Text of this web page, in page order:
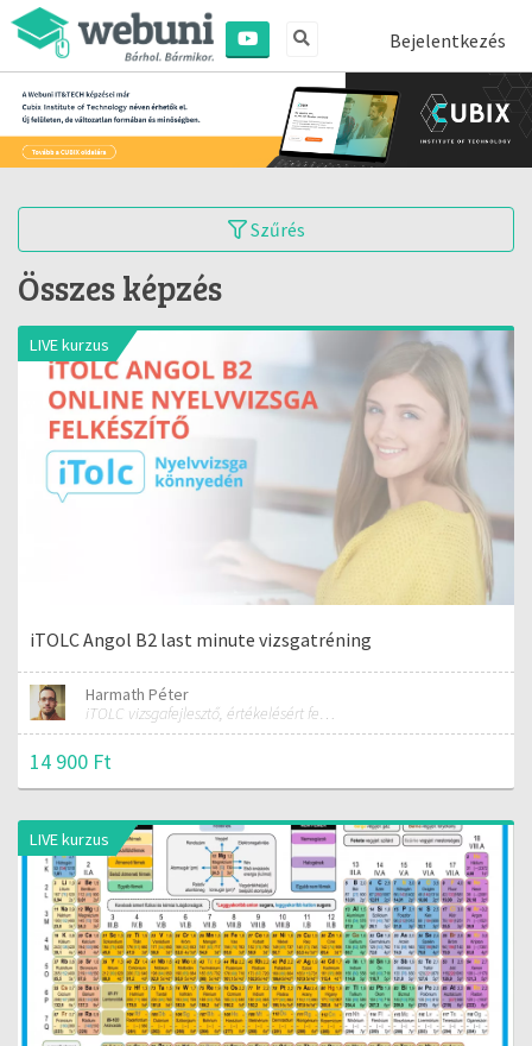
Bejelentkezés
Szűrés
Összes képzés
LIVE kurzus
iTOLC Angol B2 last minute vizsgatréning
Harmath Péter
iTOLC vizsgafejlesztő, értékelésért felelős szakmai vezető
14 900 Ft
LIVE kurzus